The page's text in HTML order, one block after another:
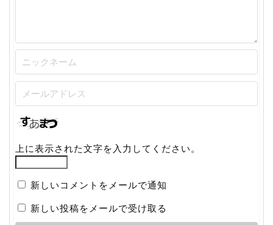
上に表示された文字を入力してください。
新しいコメントをメールで通知
新しい投稿をメールで受け取る